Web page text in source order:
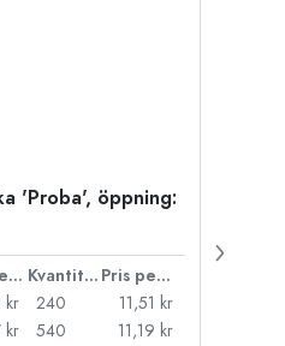
'Proba', öppning:
Pris per styck Kvantitet
Pris per styck
kr
kr
240
11,51 kr
540
11,19 kr